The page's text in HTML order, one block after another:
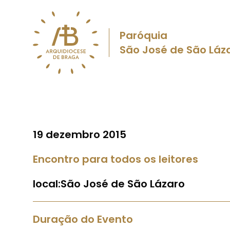
Paróquia
São José de São
19 dezembro 2015
Encontro para todos os leitores
local:São José de São Lázaro
Duração do Evento